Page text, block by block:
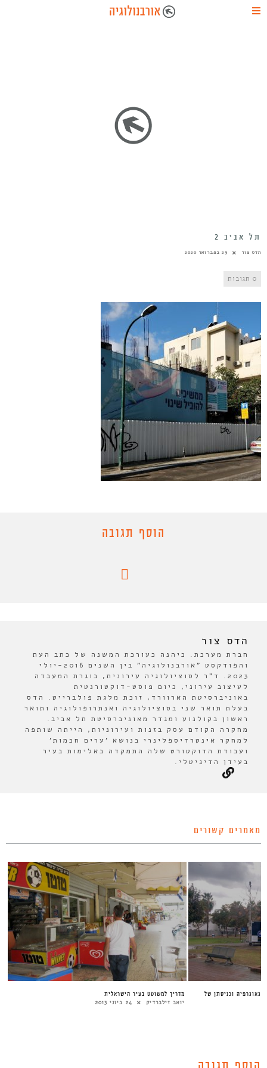
תל אביב 2
הדס צור 25 בפברואר 2020
0 תגובות
הוסף תגובה
הדס צור
חברת מערכת. כיהנה כעורכת המשנה של כתב העת
והפודקסט "אורבנולוגיה" בין השנים 2016-יולי
2023. ד"ר לסוציולוגיה עירונית, בוגרת המעבדה
לעיצוב עירוני, כיום פוסט-דוקטורנטית
באוניברסיטת הארוורד, זוכת מלגת פולברייט. הדס
בעלת תואר שני בסוציולוגיה ואנתרופולוגיה ותואר
ראשון בקולנוע ומגדר מאוניברסיטת תל אביב.
מחקרה הקודם עסק בזנות ועירוניות, הייתה שותפה
למחקר אינטרדיספלינרי בנושא 'ערים חכמות'
ועבודת הדוקטורט שלה התמקדה באלימות בעיר
בעידן הדיגיטלי.
מאמרים קשורים
מדריך למשוטט בעיר הישראלית
יואב זילברדיק 24 ביוני 2013
גאוגרפיה וכניסתן של